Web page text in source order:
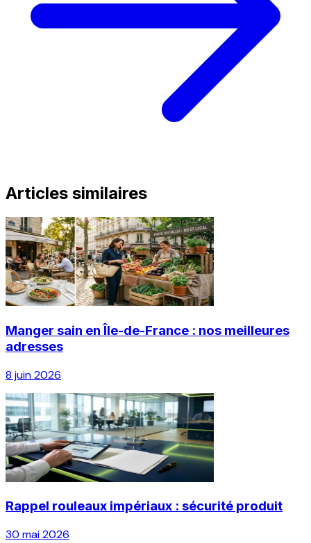
Articles similaires
Manger sain en Île-de-France : nos meilleures
adresses
8 juin 2026
Rappel rouleaux impériaux : sécurité produit
30 mai 2026